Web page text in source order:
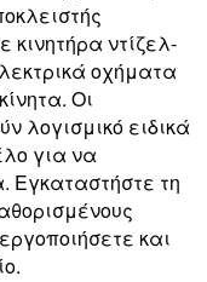
ντίζελ-
οχήματα
Οι
λογισμικό ειδικά
για να
Εγκαταστήστε τη
και